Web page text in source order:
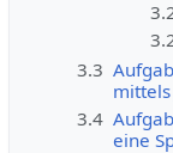
3.3
mittels
3.4
eine